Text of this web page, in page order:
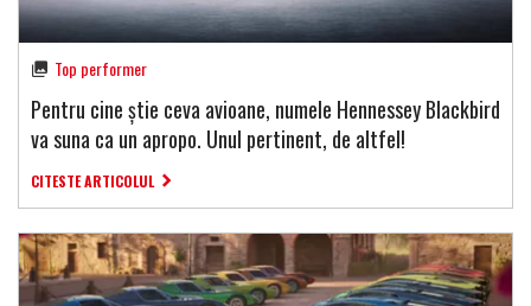
Top performer
Pentru cine știe ceva avioane, numele Hennessey Blackbird
va suna ca un apropo. Unul pertinent, de altfel!
CITESTE ARTICOLUL